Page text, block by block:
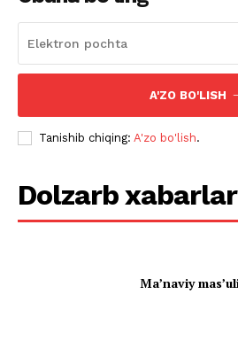
A'ZO BO'LISH
Tanishib chiqing: A'zo bo'lish.
Dolzarb xabarlar
Ma’naviy